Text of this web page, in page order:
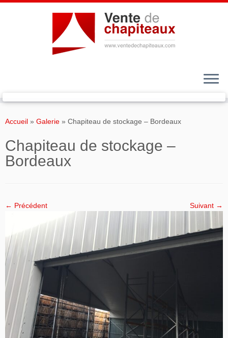
auAccueil » Galerie » Chapiteau de stockage – Bordeaux
Chapiteau de stockage –
Bordeaux
← Précédent Suivant →